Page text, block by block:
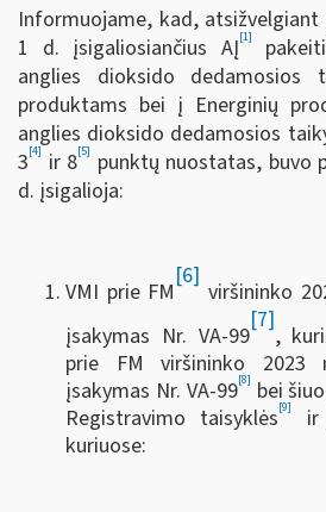
Informuojame, kad,
1 d. įsigaliosiančius AĮ[1]
anglies dioksido dedamosios
produktams bei į Energinių
anglies dioksido dedamosios
3[4] ir 8[5] punktų nuostatas, buvo
d. įsigalioja:
VMI prie FM
[6]
viršininko
įsakymas Nr. VA-99
[7]
,
prie FM viršininko
įsakymas Nr. VA-99[8] bei
Registravimo taisyklės[9]
ir
kuriuose: